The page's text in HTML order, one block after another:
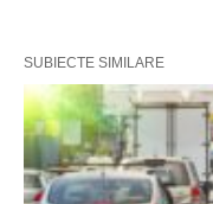
SUBIECTE SIMILARE